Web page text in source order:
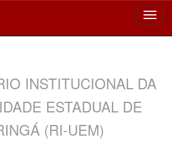
INSTITUCIONAL DA
ESTADUAL DE
(RI-UEM)